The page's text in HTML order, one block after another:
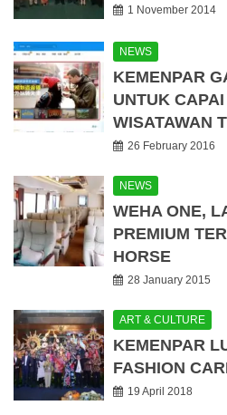
1 November 2014
NEWS
KEMENPAR
UNTUK
WISATAWAN
26 February 2016
NEWS
WEHA ONE,
PREMIUM
HORSE
28 January 2015
ART & CULTURE
KEMENPAR
FASHION
19 April 2018